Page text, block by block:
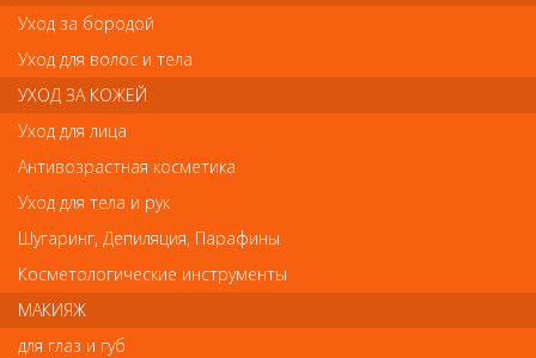
Нет в наличии
В закладки
Отзывы
Ваш отзыв станет первым
Напишите свой отзыв
Уход за бородой
Уход для волос и тела
УХОД ЗА КОЖЕЙ
Уход для лица
Антивозрастная косметика
Уход для тела и рук
Шугаринг, Депиляция, Парафины
Косметологические инструменты
МАКИЯЖ
для глаз и губ